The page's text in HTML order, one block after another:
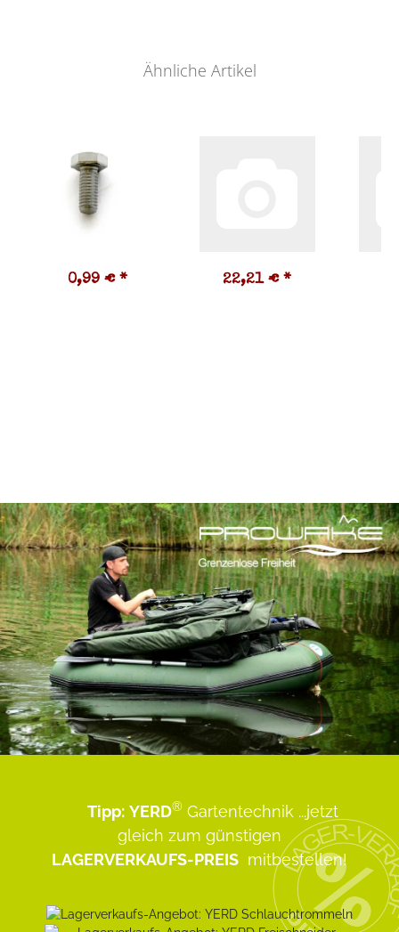
Ähnliche Artikel
0,99 € * 22,21 € *
Tipp: YERD® Gartentechnik ...jetzt
gleich zum günstigen
LAGERVERKAUFS-PREIS mitbestellen!